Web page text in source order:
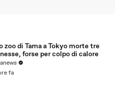
zoo di Tama a Tokyo morte tre
forse per colpo di calore
fa